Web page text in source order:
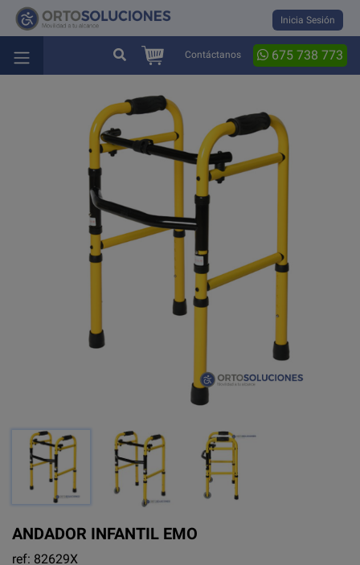
Inicia Sesión
Contáctanos 675 738 773
ANDADOR INFANTIL EMO
ref: 82629X